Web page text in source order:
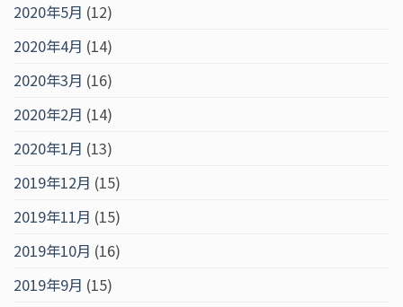
2020年5月 (12)
2020年4月 (14)
2020年3月 (16)
2020年2月 (14)
2020年1月 (13)
2019年12月 (15)
2019年11月 (15)
2019年10月 (16)
2019年9月 (15)